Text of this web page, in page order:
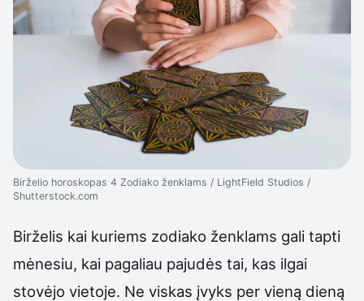
Birželio horoskopas 4 Zodiako ženklams / LightField Studios /
Shutterstock.com
Birželis kai kuriems zodiako ženklams gali tapti
mėnesiu, kai pagaliau pajudės tai, kas ilgai
stovėjo vietoje. Ne viskas įvyks per vieną dieną